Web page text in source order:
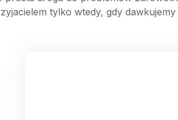
tylko wtedy, gdy dawkujemy